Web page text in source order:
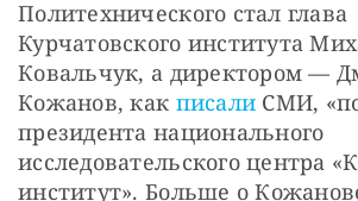
Политехнического стал глава
Курчатовского института
Ковальчук, а директором —
Кожанов, как писали СМИ,
президента национального
исследовательского центра
институт». Больше о